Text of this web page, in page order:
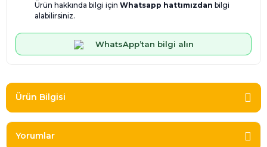
Ürün hakkında bilgi için Whatsapp hattımızdan bilgi
alabilirsiniz.
WhatsApp’tan bilgi alın
Ürün Bilgisi
Yorumlar